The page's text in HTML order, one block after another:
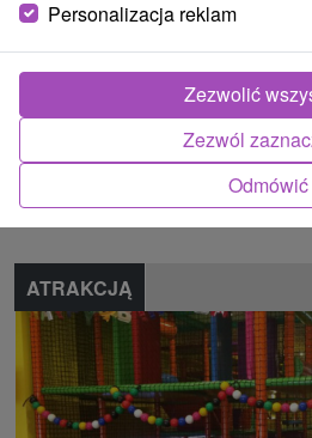
Region turystyczny
Znalazłeś błąd lub chcesz polecić
Zgłoś błąd
ATRAKCJĄ
Personalizacja reklam
Odmówić
Zezwól
Zezwolić